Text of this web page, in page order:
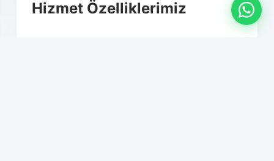
Hizmet Özelliklerimiz